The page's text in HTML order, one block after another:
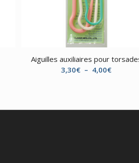
Aiguilles auxiliaires pour
3,30€ – 4,00€Plage